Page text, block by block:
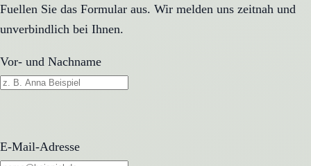
Fuellen Sie das Formular aus. Wir melden uns zeitnah und
unverbindlich bei Ihnen.
Vor- und Nachname
E-Mail-Adresse